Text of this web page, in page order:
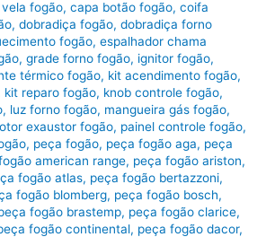
fogão,capa botão fogão,coifa
,dobradiça fogão,dobradiça forno
fogão,espalhador chama
,grade forno fogão, ignitor fogão,
térmico fogão, kit acendimento fogão,
kit reparo fogão, knob controle fogão,
, luz forno fogão, mangueira gás fogão,
exaustor fogão, painel controle fogão,
, peça fogão, peça fogão aga, peça
american range, peça fogão ariston,
fogão atlas, peça fogão bertazzoni,
fogão blomberg, peça fogão bosch,
fogão brastemp, peça fogão clarice,
fogão continental, peça fogão dacor,